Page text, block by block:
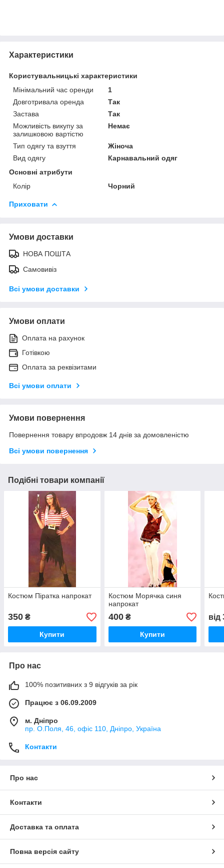
Характеристики
Користувальницькі характеристики
Мінімальний час оренди
1
Довготривала оренда
Так
Застава
Так
Можливість викупу за
залишковою вартістю
Немає
Тип одягу та взуття
Жіноча
Вид одягу
Карнавальний одяг
Основні атрибути
Колір
Чорний
Приховати
Умови доставки
НОВА ПОШТА
Самовивіз
Всі умови доставки
Умови оплати
Оплата на рахунок
Готівкою
Оплата за реквізитами
Всі умови оплати
Умови повернення
Повернення товару впродовж 14 днів за домовленістю
Всі умови повернення
Подібні товари компанії
Костюм Піратка напрокат
350 ₴
Купити
Костюм Морячка синя
напрокат
400₴
Купити
від
Про нас
100% позитивних з 9 відгуків за рік
Працює з 06.09.2009
м. Дніпро
пр. О.Поля, 46, офіс 110, Дніпро, Україна
Контакти
Про нас
Контакти
Доставка та оплата
Повна версія сайту